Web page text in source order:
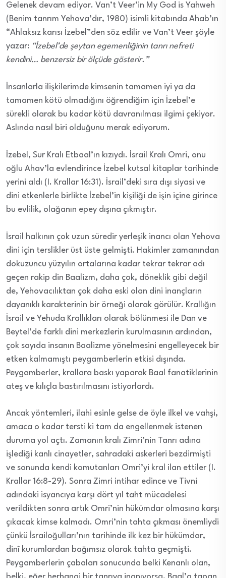
Gelenek devam ediyor. Van’t Veer’in My God is Yahweh
(Benim tanrım Yehova’dır, 1980) isimli kitabında Ahab’ın
“Ahlaksız karısı İzebel”den söz edilir ve Van’t Veer şöyle
yazar: “İzebel’de şeytan egemenliğinin tanrı nefreti
kendini… benzersiz bir ölçüde gösterir.”
İnsanlarla ilişkilerimde kimsenin tamamen iyi ya da
tamamen kötü olmadığını öğrendiğim için İzebel’e
sürekli olarak bu kadar kötü davranılması ilgimi çekiyor.
Aslında nasıl biri olduğunu merak ediyorum.
İzebel, Sur Kralı Etbaal’ın kızıydı. İsrail Kralı Omri, onu
oğlu Ahav’la evlendirince İzebel kutsal kitaplar tarihinde
yerini aldı (I. Krallar 16:31). İsrail’deki sıra dışı siyasi ve
dini etkenlerle birlikte İzebel’in kişiliği de işin içine girince
bu evlilik, olağanın epey dışına çıkmıştır.
İsrail halkının çok uzun süredir yerleşik inancı olan Yehova
dini için terslikler üst üste gelmişti. Hakimler zamanından
dokuzuncu yüzyılın ortalarına kadar tekrar tekrar adı
geçen rakip din Baalizm, daha çok, döneklik gibi değil
de, Yehovacılıktan çok daha eski olan dini inançların
dayanıklı karakterinin bir örneği olarak görülür. Krallığın
İsrail ve Yehuda Krallıkları olarak bölünmesi ile Dan ve
Beytel’de farklı dini merkezlerin kurulmasının ardından,
çok sayıda insanın Baalizme yönelmesini engelleyecek bir
etken kalmamıştı peygamberlerin etkisi dışında.
Peygamberler, krallara baskı yaparak Baal fanatiklerinin
ateş ve kılıçla bastırılmasını istiyorlardı.
Ancak yöntemleri, ilahi esinle gelse de öyle ilkel ve vahşi,
amaca o kadar tersti ki tam da engellenmek istenen
duruma yol açtı. Zamanın kralı Zimri’nin Tanrı adına
işlediği kanlı cinayetler, sahradaki askerleri bezdirmişti
ve sonunda kendi komutanları Omri’yi kral ilan ettiler (I.
Krallar 16:8-29). Sonra Zimri intihar edince ve Tivni
adındaki isyancıya karşı dört yıl taht mücadelesi
verildikten sonra artık Omri’nin hükümdar olmasına karşı
çıkacak kimse kalmadı. Omri’nin tahta çıkması önemliydi
çünkü İsrailoğulları’nın tarihinde ilk kez bir hükümdar,
dinî kurumlardan bağımsız olarak tahta geçmişti.
Peygamberlerin çabaları sonucunda belki Kenanlı olan,